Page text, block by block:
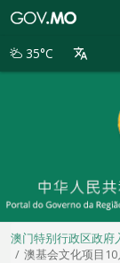
别
35°C
澳门特别行政区政府
澳基会文化项目